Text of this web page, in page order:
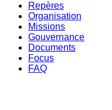
Repères
Organisation
Missions
Gouvernance
Documents
Focus
FAQ